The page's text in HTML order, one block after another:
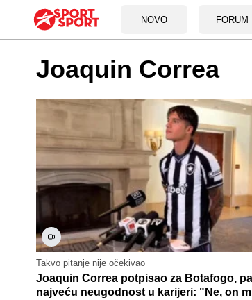
NOVO FORUM
Joaquin Correa
Takvo pitanje nije očekivao
Joaquin Correa potpisao za Botafogo,
najveću neugodnost u karijeri: "Ne, on